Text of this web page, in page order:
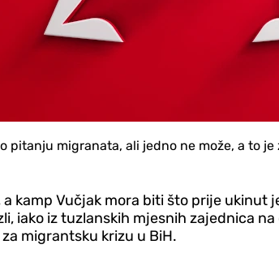
pitanju migranata, ali jedno ne može, a to
kamp Vučjak mora biti što prije
iako iz tuzlanskih mjesnih zajednica
migrantsku krizu u BiH.